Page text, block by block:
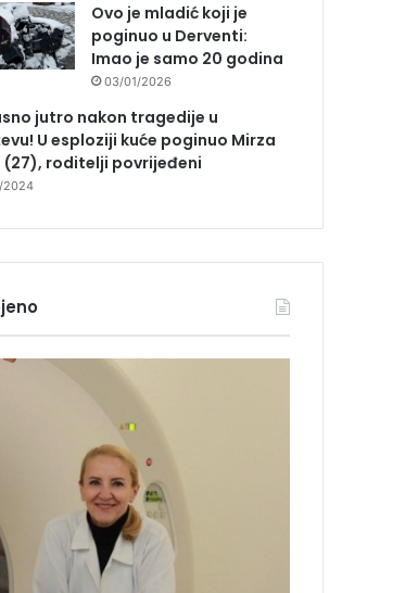
Ovo je mladić koji je
poginuo u Derventi:
Imao je samo 20 godina
03/01/2026
jutro nakon tragedije u
U esploziji kuće poginuo Mirza
(27), roditelji povrijeđeni
2024